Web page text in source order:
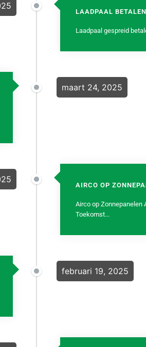
LAADPAAL
Laadpaal gespreid
maart 24, 2025
AIRCO OP
Airco op Zonnepanelen
Toekomst...
februari 19, 2025